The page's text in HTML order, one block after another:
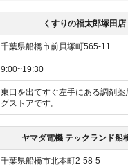
くすりの福太郎塚田店
千葉県船橋市前貝塚町565-11
9:00~19:30
東口を出てすぐ左手にある調剤
グストアです。
ヤマダ電機 テックランド船
千葉県船橋市北本町2-58-5